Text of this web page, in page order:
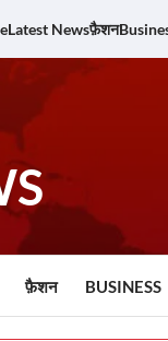
Latest Newsफ़ैशन
फ़ैशन BUSINESS